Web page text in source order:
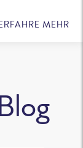
MEHR